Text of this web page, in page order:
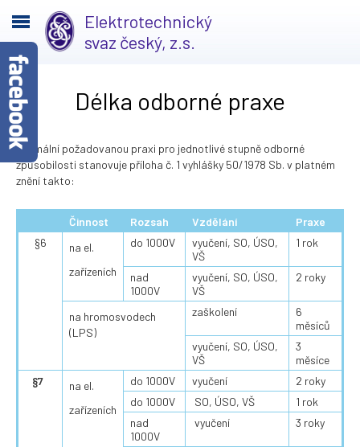
Elektrotechnický
svaz český, z.s.
Délka odborné praxe
Minimální požadovanou praxi pro jednotlivé stupně odborné
způsobilosti stanovuje příloha č. 1 vyhlášky 50/1978 Sb. v platném
znění takto:
Činnost Rozsah Vzdělání
Praxe
§6
na el.
zařízeních
do 1000V
vyučení, SO, ÚSO,
VŠ
1 rok
nad
1000V
vyučení, SO, ÚSO,
VŠ
2 roky
na hromosvodech
(LPS)
zaškolení
6
měsíců
vyučení, SO, ÚSO,
VŠ
3
měsíce
§7
na el.
zařízeních
do 1000V vyučení
2 roky
do 1000V
SO, ÚSO, VŠ
1 rok
nad
1000V
vyučení 3 roky